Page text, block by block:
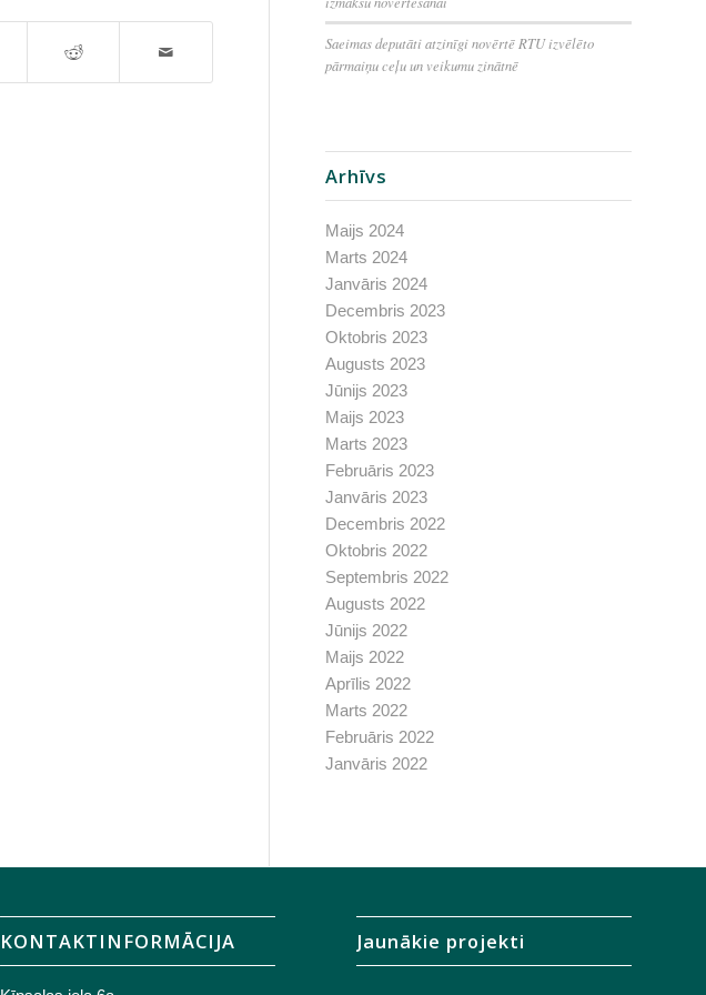
Saeimas deputāti atzinīgi novērtē RTU izvēlēto
pārmaiņu ceļu un veikumu zinātnē
Arhīvs
Maijs 2024
Marts 2024
Janvāris 2024
Decembris 2023
Oktobris 2023
Augusts 2023
Jūnijs 2023
Maijs 2023
Marts 2023
Februāris 2023
Janvāris 2023
Decembris 2022
Oktobris 2022
Septembris 2022
Augusts 2022
Jūnijs 2022
Maijs 2022
Aprīlis 2022
Marts 2022
Februāris 2022
Janvāris 2022
KONTAKTINFORMĀCIJA Jaunākie projekti